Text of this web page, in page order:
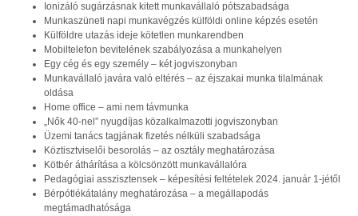
Ionizáló sugárzásnak kitett munkavállaló pótszabadsága
Munkaszüneti napi munkavégzés külföldi online képzés esetén
Külföldre utazás ideje kötetlen munkarendben
Mobiltelefon bevitelének szabályozása a munkahelyen
Egy cég és egy személy – két jogviszonyban
Munkavállaló javára való eltérés – az éjszakai munka tilalmának
oldása
Home office – ami nem távmunka
„Nők 40-nel” nyugdíjas közalkalmazotti jogviszonyban
Üzemi tanács tagjának fizetés nélküli szabadsága
Köztisztviselői besorolás – az osztály meghatározása
Kötbér áthárítása a kölcsönzött munkavállalóra
Pedagógiai asszisztensek – képesítési feltételek 2024. január 1-jétől
Bérpótlékátalány meghatározása – a megállapodás
megtámadhatósága